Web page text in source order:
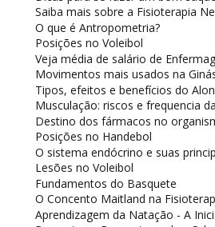
Saiba mais sobre a Fisioterapia
O que é Antropometria?
Posições no Voleibol
Veja média de salário de
Movimentos mais usados na
Tipos, efeitos e benefícios do
Musculação: riscos e frequencia
Destino dos fármacos no
Posições no Handebol
O sistema endócrino e suas
Lesões no Voleibol
Fundamentos do Basquete
O Concento Maitland na
Aprendizagem da Natação - A